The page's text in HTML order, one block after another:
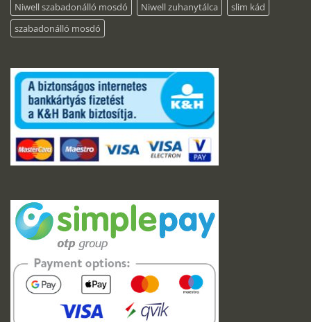
Niwell szabadonálló mosdó
Niwell zuhanytálca
slim kád
szabadonálló mosdó